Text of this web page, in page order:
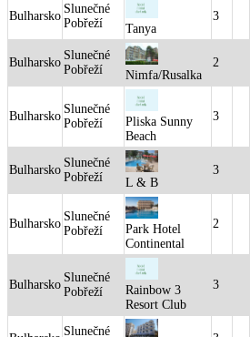
Bulharsko
Slunečné
Pobřeží
Tanya
3
Bulharsko
Slunečné
Pobřeží
Nimfa/Rusalka
2
Bulharsko
Slunečné
Pobřeží
Pliska Sunny
Beach
3
Bulharsko
Slunečné
Pobřeží
L & B
3
Bulharsko
Slunečné
Pobřeží
Park Hotel
Continental
2
Bulharsko
Slunečné
Pobřeží
Rainbow 3
Resort Club
3
Slunečné